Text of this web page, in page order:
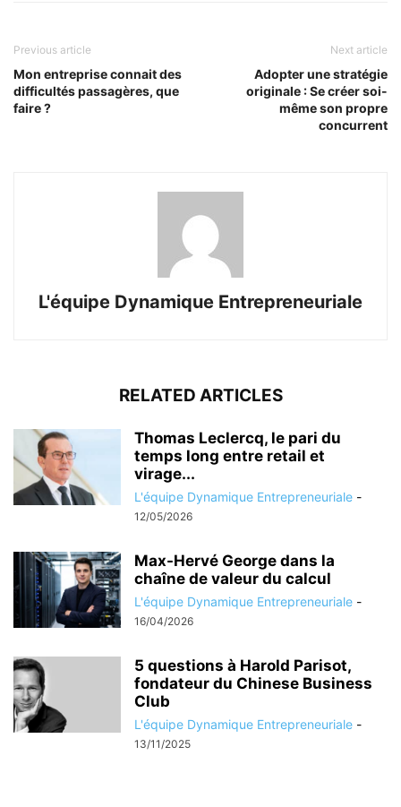
Previous article
Mon entreprise connait des
difficultés passagères, que
faire ?
Next article
Adopter une stratégie
originale : Se créer soi-
même son propre
concurrent
L'équipe Dynamique Entrepreneuriale
RELATED ARTICLES
Thomas Leclercq, le pari du
temps long entre retail et
virage...
L'équipe Dynamique Entrepreneuriale -
12/05/2026
Max-Hervé George dans la
chaîne de valeur du calcul
L'équipe Dynamique Entrepreneuriale -
16/04/2026
5 questions à Harold Parisot,
fondateur du Chinese Business
Club
L'équipe Dynamique Entrepreneuriale -
13/11/2025